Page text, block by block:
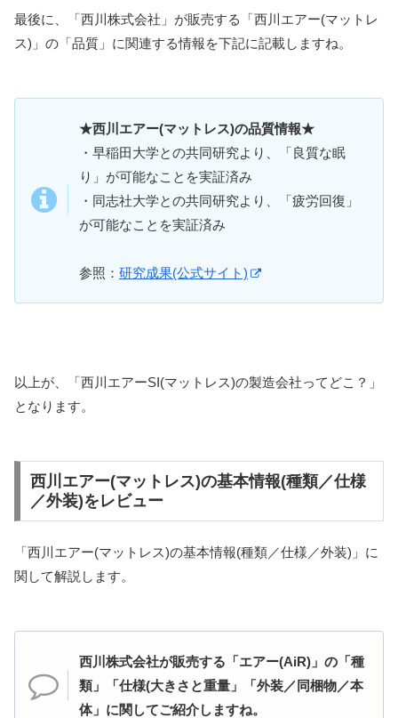
最後に、「西川株式会社」が販売する「西川エアー(マットレ
ス)」の「品質」に関連する情報を下記に記載しますね。
★西川エアー(マットレス)の品質情報★
・早稲田大学との共同研究より、「良質な眠
り」が可能なことを実証済み
・同志社大学との共同研究より、「疲労回復」
が可能なことを実証済み
参照： 研究成果(公式サイト)
以上が、「西川エアーSI(マットレス)の製造会社ってどこ？」
となります。
西川エアー(マットレス)の基本情報(種類／仕様
／外装)をレビュー
「西川エアー(マットレス)の基本情報(種類／仕様／外装)」に
関して解説します。
西川株式会社が販売する「エアー(AiR)」の「種
類」「仕様(大きさと重量」「外装／同梱物／本
体」に関してご紹介しますね。